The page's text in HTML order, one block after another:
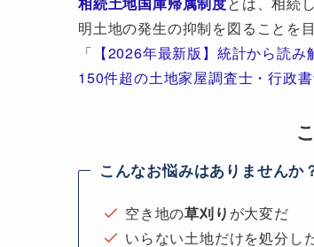
明土地の発生の抑制を図ることを
「 【2026年最新版】統計から読
150件超の土地家屋調査士・行政書
こんなお悩みはありませんか
空き地の草刈り が大変だ
いらない土地だけを処分し